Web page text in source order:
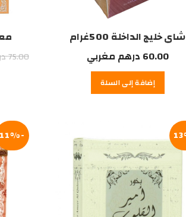
شاي خليج الداخلة 500غرام
60.00 درهم مغربي
إضافة إلى السلة
75.00
-11%